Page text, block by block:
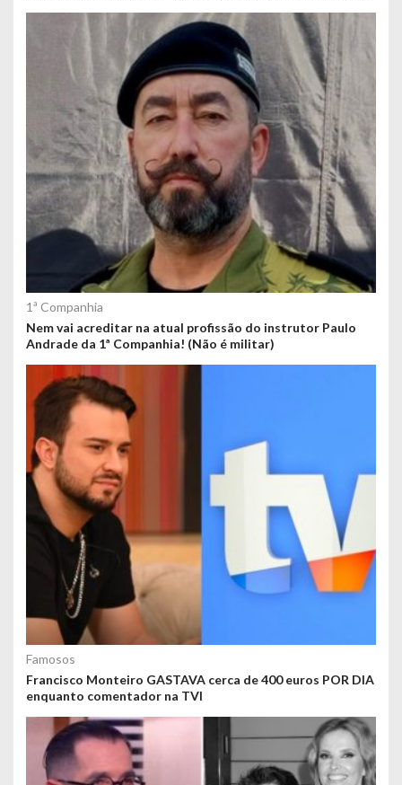
1ª Companhia
Nem vai acreditar na atual profissão do instrutor Paulo
Andrade da 1ª Companhia! (Não é militar)
Famosos
Francisco Monteiro GASTAVA cerca de 400 euros POR DIA
enquanto comentador na TVI